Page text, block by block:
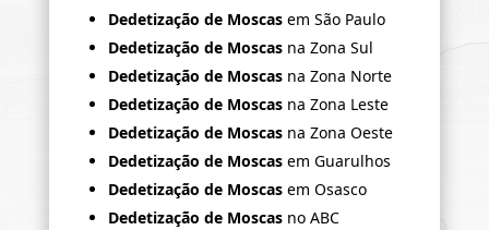
Dedetização de Moscas em São Paulo
Dedetização de Moscas na Zona Sul
Dedetização de Moscas na Zona Norte
Dedetização de Moscas na Zona Leste
Dedetização de Moscas na Zona Oeste
Dedetização de Moscas em Guarulhos
Dedetização de Moscas em Osasco
Dedetização de Moscas no ABC